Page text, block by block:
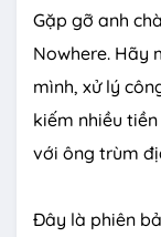
Gặp gỡ anh
Nowhere. Hãy
mình, xử lý
kiếm nhiều
với ông trùm
Đây là phiên